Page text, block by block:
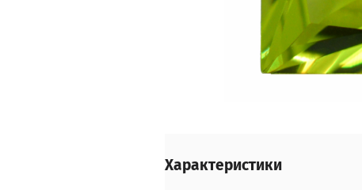
Характеристики